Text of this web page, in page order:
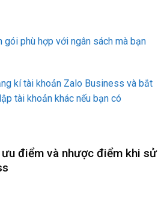
gói phù hợp với ngân sách mà bạn
kí tài khoản Zalo Business và bắt
tài khoản khác nếu bạn có
điểm và nhược điểm khi sử